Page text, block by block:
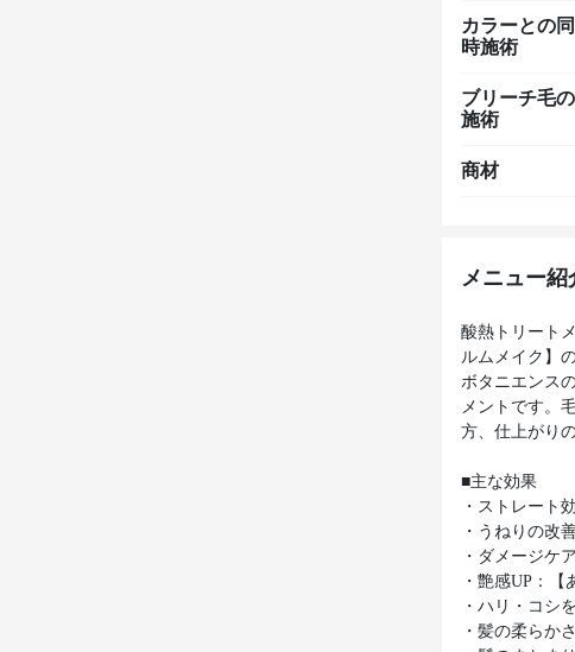
カラーとの同
時施術
ブリーチ毛の
施術
商材
メニュー紹
酸熱トリート
ルムメイク】
ボタニエンス
メントです。
方、仕上がり
■主な効果
・ストレート
・うねりの改
・ダメージケ
・艶感UP：【
・ハリ・コシ
・髪の柔らか